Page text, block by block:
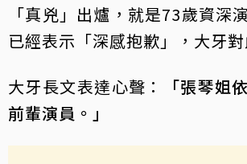
「真兇」出爐，就是73歲資深
已經表示「深感抱歉」，大牙對
大牙長文表達心聲：
「張琴姐
前輩演員。」